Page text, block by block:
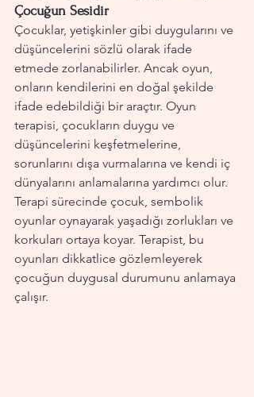
Çocuğun Sesidir
Çocuklar, yetişkinler gibi duygularını ve
düşüncelerini sözlü olarak ifade
etmede zorlanabilirler. Ancak oyun,
onların kendilerini en doğal şekilde
ifade edebildiği bir araçtır. Oyun
terapisi, çocukların duygu ve
düşüncelerini keşfetmelerine,
sorunlarını dışa vurmalarına ve kendi iç
dünyalarını anlamalarına yardımcı olur.
Terapi sürecinde çocuk, sembolik
oyunlar oynayarak yaşadığı zorlukları ve
korkuları ortaya koyar. Terapist, bu
oyunları dikkatlice gözlemleyerek
çocuğun duygusal durumunu anlamaya
çalışır.